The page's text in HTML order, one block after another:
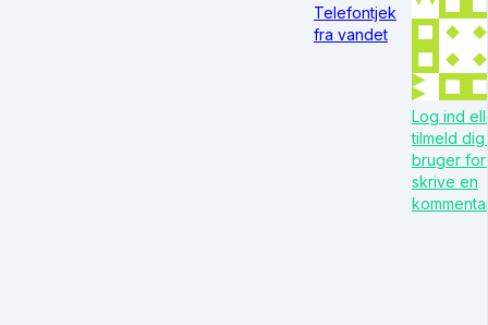
Telefontjek
fra vandet
Log ind
tilmeld dig
bruger for
skrive en